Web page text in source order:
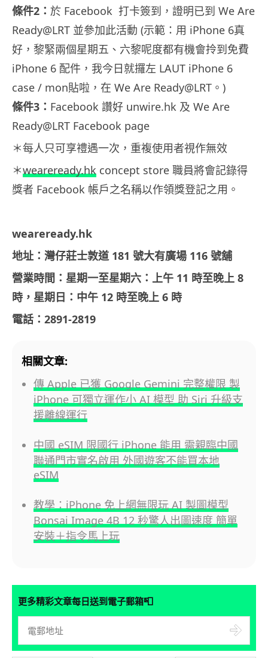
條件2： 於 Facebook 打卡簽到，證明已到 We Are
Ready@LRT 並參加此活動 (示範：用 iPhone 6真
好，黎緊兩個星期五、六黎呢度都有機會拎到免費
iPhone 6 配件，我今日就攞左 LAUT iPhone 6
case / mon貼啦，在 We Are Ready@LRT。)
條件3： Facebook 讚好 unwire.hk 及 We Are
Ready@LRT Facebook page
＊每人只可享禮遇一次，重複使用者視作無效
＊weareready.hk concept store 職員將會記錄得
獎者 Facebook 帳戶之名稱以作領獎登記之用。
weareready.hk
地址：灣仔莊士敦道 181 號大有廣場 116 號舖
營業時間：星期一至星期六：上午 11 時至晚上 8
時，星期日：中午 12 時至晚上 6 時
電話：2891-2819
相關文章:
傳 Apple 已獲 Google Gemini 完整權限 製
iPhone 可獨立運作小 AI 模型 助 Siri 升級支
援離線運行
中國 eSIM 限國行 iPhone 能用 需親臨中國
聯通門市實名啟用 外國遊客不能買本地
eSIM
教學：iPhone 免上網無限玩 AI 製圖模型
Bonsai Image 4B 12 秒驚人出圖速度 簡單
安裝＋指令馬上玩
更多精彩文章每日送到電子郵箱📮